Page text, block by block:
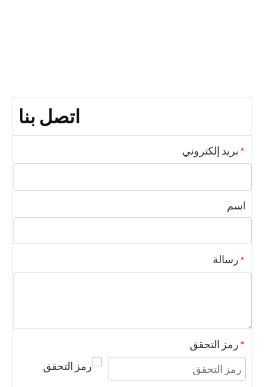
اتصل بنا
*بريد إلكتروني
اسم
*رسالة
*رمز التحقق